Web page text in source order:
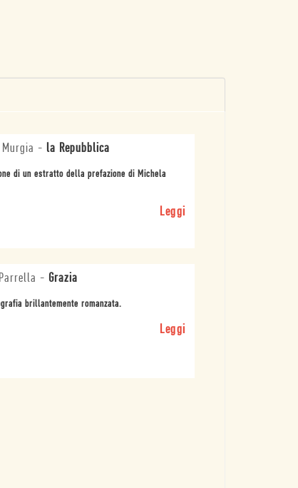
- la Repubblica
di un estratto della prefazione di Michela
Leggi
- Grazia
brillantemente romanzata.
Leggi